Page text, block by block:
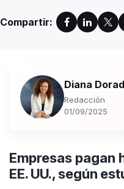
Compartir:
Diana
Redacción
01/09/2025
Empresas pagan
EE. UU., según